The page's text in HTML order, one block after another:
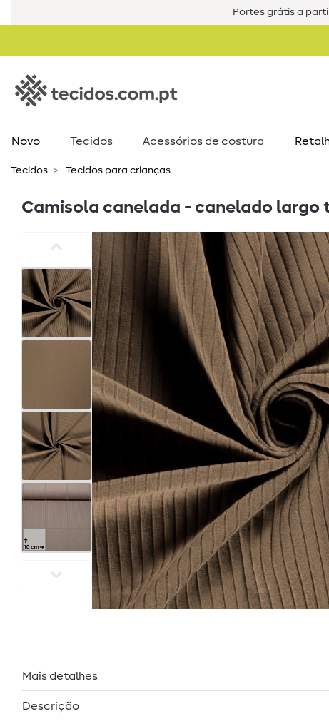
Portes grátis a
Novo Tecidos Acessórios de costura​
Tecidos Tecidos para crianças
Camisola canelada - canelado largo
Mais detalhes
Descrição